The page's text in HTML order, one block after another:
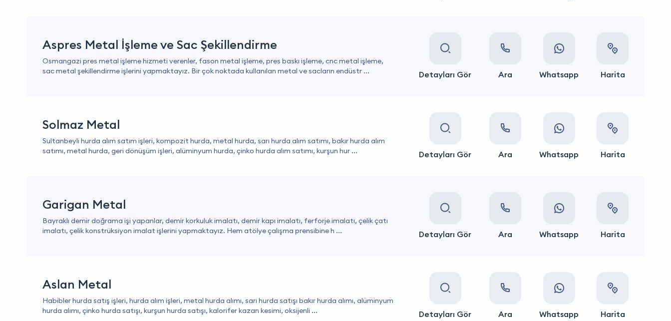
Aspres Metal İşleme ve Sac Şekillendirme
Osmangazi pres metal işleme hizmeti verenler, fason metal işleme, pres baskı işleme, cnc metal işleme,
sac metal şekillendirme işlerini yapmaktayız. Bir çok noktada kullanılan metal ve sacların endüstr ...
Detayları Gör Ara Whatsapp Harita
Solmaz Metal
Sultanbeyli hurda alım satım işleri, kompozit hurda, metal hurda, sarı hurda alım satımı, bakır hurda alım
satımı, metal hurda, geri dönüşüm işleri, alüminyum hurda, çinko hurda alım satımı, kurşun hur ...
Detayları Gör Ara Whatsapp Harita
Garigan Metal
Bayraklı demir doğrama işi yapanlar, demir korkuluk imalatı, demir kapı imalatı, ferforje imalatı, çelik çatı
imalatı, çelik konstrüksiyon imalat işlerini yapmaktayız. Hem atölye çalışma prensibine h ...
Detayları Gör Ara Whatsapp Harita
Aslan Metal
Habibler hurda satış işleri, hurda alım işleri, metal hurda alımı, sarı hurda satışı bakır hurda alımı, alüminyum
hurda alımı, çinko hurda satışı, kurşun hurda satışı, kalorifer kazan kesimi, oksijenli ...
Detayları Gör Ara Whatsapp Harita